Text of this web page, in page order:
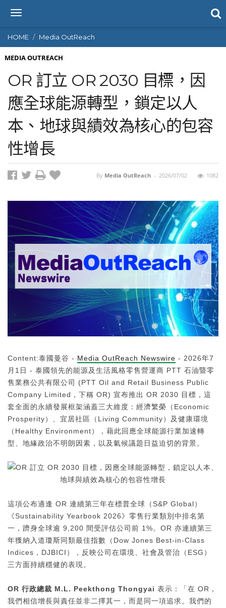
T
g
g
l
n
a
v
i
g
a
t
i
o
n
HOME Media OutReach
MEDIA OUTREACH
OR 訂立 OR 2030 目標，因
應全球能源轉型，鎖定以人
本、地球與績效為核心的包容
性增長
By Media OutReach - 2026/07/02 1082
Content:泰國曼谷 - Media OutReach Newswire - 2026年7
月1日 - 泰國領先的能源及生活風格零售營運商 PTT 石油暨零
售業務公共有限公司 (PTT Oil and Retail Business Public
Company Limited，下稱 OR) 宣布推出 OR 2030 目標，這
套全面的永續發展框架涵蓋三大維度：經濟繁榮（Economic
Prosperity）、宜居社區（Living Community）及健康環境
（Healthy Environment），藉此回應全球能源行業加速轉
型、地緣政治不明朗因素，以及氣候議題日益迫切的背景。
這項公布適逢 OR 連續第三年在標普全球（S&P Global）
《Sustainability Yearbook 2026》零售行業類別中排名第
一，躋身全球逾 9,200 間受評估公司前 1%。OR 亦連續第三
年獲納入道瓊斯同類最佳指數（Dow Jones Best-in-Class
Indices，DJBICI），反映公司在環境、社會及管治（ESG）
三方面持續穩健的表現。
OR 行政總裁 M.L. Peekthong Thongyai 表示：「在 OR，
我們相信增長與責任並非二擇其一，而是同一項追求。我們的